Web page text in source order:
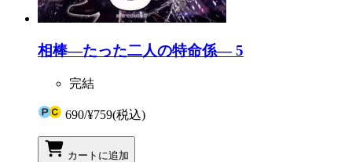
相棒―たった二人の特命係― 5
完結
690/¥759(税込)
カートに追加